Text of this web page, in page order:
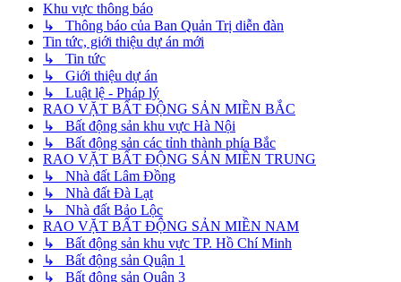
Khu vực thông báo
↳ Thông báo của Ban Quản Trị diễn đàn
Tin tức, giới thiệu dự án mới
↳ Tin tức
↳ Giới thiệu dự án
↳ Luật lệ - Pháp lý
RAO VẶT BẤT ĐỘNG SẢN MIỀN BẮC
↳ Bất động sản khu vực Hà Nội
↳ Bất động sản các tỉnh thành phía Bắc
RAO VẶT BẤT ĐỘNG SẢN MIỀN TRUNG
↳ Nhà đất Lâm Đồng
↳ Nhà đất Đà Lạt
↳ Nhà đất Bảo Lộc
RAO VẶT BẤT ĐỘNG SẢN MIỀN NAM
↳ Bất động sản khu vực TP. Hồ Chí Minh
↳ Bất động sản Quận 1
↳ Bất động sản Quận 3